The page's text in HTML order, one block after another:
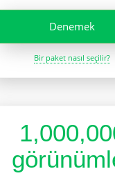
Denemek
Bir paket nasıl seçilir?